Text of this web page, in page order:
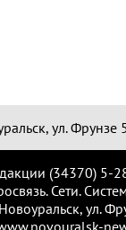
ул. Фрунзе
(34370) 5-
Сети.
ул.